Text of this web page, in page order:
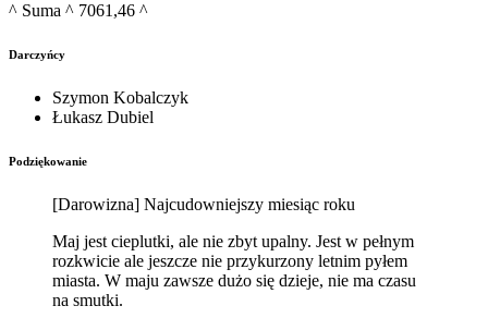
^ Suma ^ 7061,46 ^
Darczyńcy
Szymon Kobalczyk
Łukasz Dubiel
Podziękowanie
[Darowizna] Najcudowniejszy miesiąc roku
Maj jest cieplutki, ale nie zbyt upalny. Jest w pełnym
rozkwicie ale jeszcze nie przykurzony letnim pyłem
miasta. W maju zawsze dużo się dzieje, nie ma czasu
na smutki.